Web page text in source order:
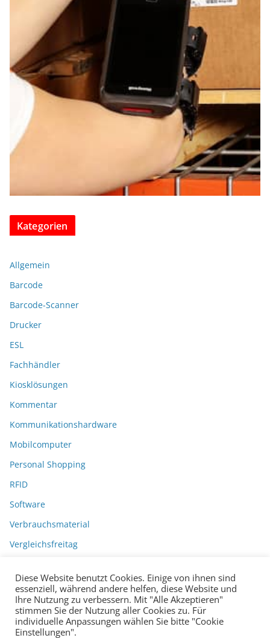
Kategorien
Allgemein
Barcode
Barcode-Scanner
Drucker
ESL
Fachhändler
Kiosklösungen
Kommentar
Kommunikationshardware
Mobilcomputer
Personal Shopping
RFID
Software
Verbrauchsmaterial
Vergleichsfreitag
Diese Website benutzt Cookies. Einige von ihnen sind
essenziell, während andere helfen, diese Website und
Ihre Nutzung zu verbessern. Mit "Alle Akzeptieren"
stimmen Sie der Nutzung aller Cookies zu. Für
individuelle Anpassungen wählen Sie bitte "Cookie
Einstellungen".